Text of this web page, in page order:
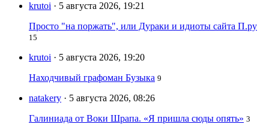
krutoi · 5 августа 2026, 19:21
Просто "на поржать", или Дураки и идиоты сайта П.ру
15
krutoi · 5 августа 2026, 19:20
Находчивый графоман Бузыка 9
natakery · 5 августа 2026, 08:26
Галиниада от Воки Шрапа. «Я пришла сюды опять» 3